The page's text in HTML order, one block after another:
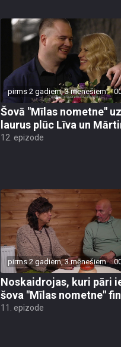
pirms 2 gadiem, 3 mēnešiem
Šovā "Mīlas nometne"
laurus plūc Līva un
12. epizode
pirms 2 gadiem, 3 mēnešiem
Noskaidrojas, kuri pāri
šova "Mīlas nometne"
11. epizode